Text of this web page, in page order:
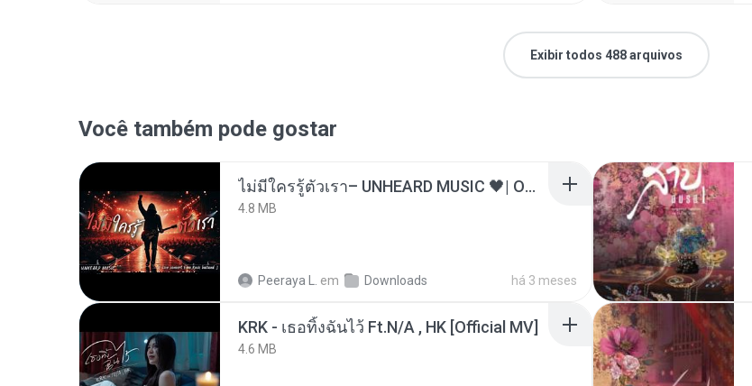
Exibir todos 488 arquivos
Você também pode gostar
ไม่มีใครรู้ตัวเรา– UNHEARD MUSIC 🖤| Official Lyric Video | เพลงสู้ชีวิต
4.8 MB
Peeraya L. em Downloads há 3 meses
KRK - เธอทิ้งฉันไว้ Ft.N/A , HK [Official MV]
4.6 MB